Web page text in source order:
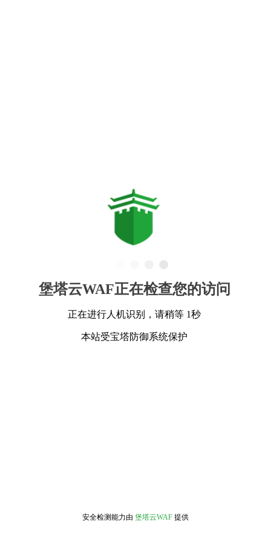
堡塔云WAF正在检查您的访问
正在进行人机识别，请稍等 1秒
本站受宝塔防御系统保护
安全检测能力由 堡塔云WAF 提供